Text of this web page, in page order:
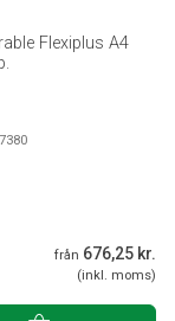
Flexiplus A4
från 676,25 kr.
(inkl. moms)